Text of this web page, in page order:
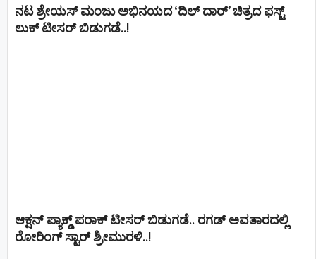
ನಟ ಶ್ರೇಯಸ್ ಮಂಜು ಅಭಿನಯದ ‘ದಿಲ್ ದಾರ್’ ಚಿತ್ರದ ಫಸ್ಟ್
ಲುಕ್ ಟೀಸರ್ ಬಿಡುಗಡೆ..!
ಆಕ್ಷನ್ ಪ್ಯಾಕ್ಡ್ ಪರಾಕ್ ಟೀಸರ್ ಬಿಡುಗಡೆ.. ರಗಡ್ ಅವತಾರದಲ್ಲಿ
ರೋರಿಂಗ್ ಸ್ಟಾರ್ ಶ್ರೀಮುರಳಿ..!